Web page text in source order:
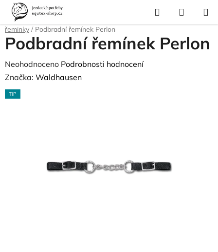
Přejít
obsah
Hledat
KOŠÍK
Domů
Pro koně
řeminky / Podbradní řemínek Perlon
Podbradní řemínek Perlon
Průměrné
hodnocení
produktu
Neohodnoceno Podrobnosti hodnocení
Značka: Waldhausen
TIP